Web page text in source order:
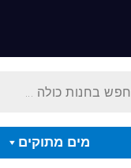
מים מתוקים